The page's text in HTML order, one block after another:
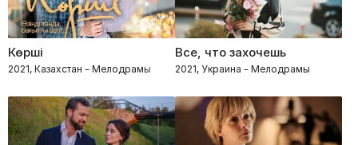
Көрші
2021, Казахстан – Мелодрамы
Все, что захочешь
2021, Украина – Мелодрамы